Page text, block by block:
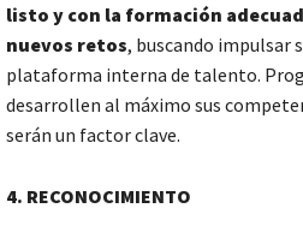
listo y con la formación
nuevos retos, buscando impulsar
plataforma interna de talento.
desarrollen al máximo sus
serán un factor clave.
4. RECONOCIMIENTO